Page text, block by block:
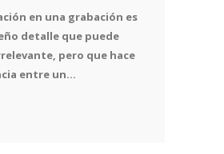
en una grabación es
detalle que puede
pero que hace
entre un...